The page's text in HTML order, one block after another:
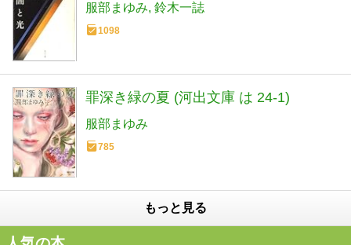
服部まゆみ 鈴木一誌
1098
罪深き緑の夏 (河出文庫 は 24-1)
服部まゆみ
785
もっと見る